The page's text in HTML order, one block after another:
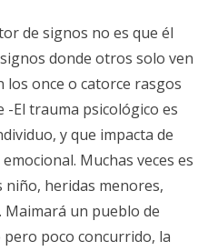
de signos no es que él
donde otros solo ven
los once o catorce rasgos
El trauma psicológico es
y que impacta de
Muchas veces es
niño, heridas menores,
Maimará un pueblo de
pero poco concurrido, la